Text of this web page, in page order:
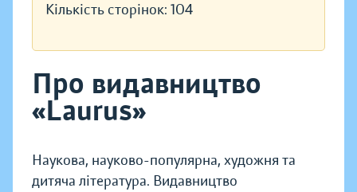
Кількість сторінок: 104
Про видавництво
«Laurus»
Наукова, науково-популярна, художня та
дитяча література. Видавництво